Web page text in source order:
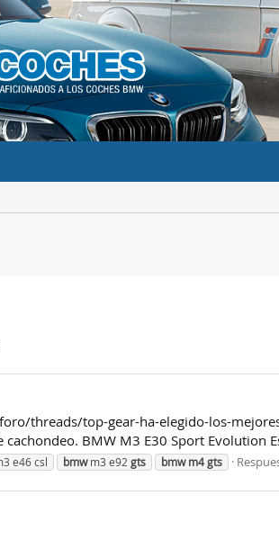
threads/top-gear-ha-elegido-los-
BMW M3 E30 Sport Evolution
e46 csl bmwm3 e92 gts bmw m4gts